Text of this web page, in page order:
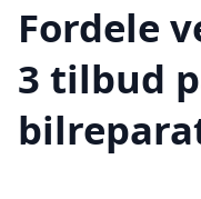
Fordele
3 tilbud